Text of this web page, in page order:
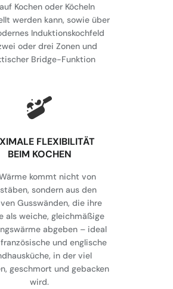
Kochen oder Köcheln
werden kann, sowie über
Induktionskochfeld
oder drei Zonen und
Bridge-Funktion
FLEXIBILITÄT
BEIM KOCHEN
kommt nicht von
sondern aus den
Gusswänden, die ihre
als weiche, gleichmäßige
abgeben – ideal
und englische
in der viel
geschmort und gebacken
wird.